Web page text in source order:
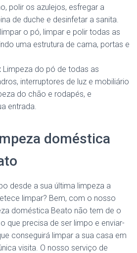
polir os azulejos, esfregar a
de duche e desinfetar a sanita.
o pó, limpar e polir todas as
uma estrutura de cama, portas e
Limpeza do pó de todas as
interruptores de luz e mobiliário
do chão e rodapés, e
entrada.
doméstica
desde a sua última limpeza a
limpar? Bem, com o nosso
doméstica Beato não tem de o
que precisa de ser limpo e enviar-
conseguirá limpar a sua casa em
visita. O nosso serviço de